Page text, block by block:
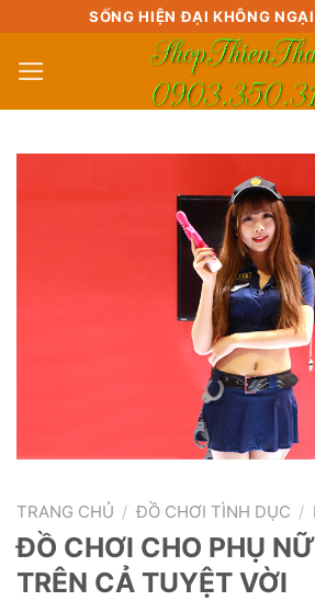
content
SỐNG HIỆN ĐẠI KHÔNG
TRANG CHỦ / ĐỒ CHƠI TÌNH DỤC /
ĐỒ CHƠI CHO PHỤ
TRÊN CẢ TUYỆT VỜI